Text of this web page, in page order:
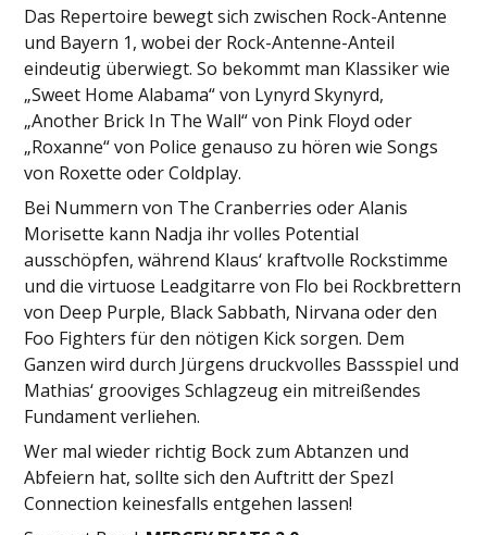
Das Repertoire bewegt sich zwischen Rock-Antenne
und Bayern 1, wobei der Rock-Antenne-Anteil
eindeutig überwiegt. So bekommt man Klassiker wie
„Sweet Home Alabama“ von Lynyrd Skynyrd,
„Another Brick In The Wall“ von Pink Floyd oder
„Roxanne“ von Police genauso zu hören wie Songs
von Roxette oder Coldplay.
Bei Nummern von The Cranberries oder Alanis
Morisette kann Nadja ihr volles Potential
ausschöpfen, während Klaus‘ kraftvolle Rockstimme
und die virtuose Leadgitarre von Flo bei Rockbrettern
von Deep Purple, Black Sabbath, Nirvana oder den
Foo Fighters für den nötigen Kick sorgen. Dem
Ganzen wird durch Jürgens druckvolles Bassspiel und
Mathias‘ grooviges Schlagzeug ein mitreißendes
Fundament verliehen.
Wer mal wieder richtig Bock zum Abtanzen und
Abfeiern hat, sollte sich den Auftritt der Spezl
Connection keinesfalls entgehen lassen!